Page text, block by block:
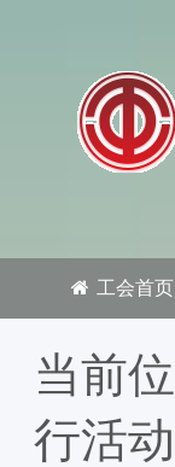
工会首页
当前
行活